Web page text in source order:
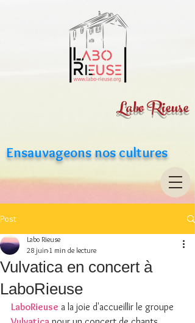
Labo Rieuse
Ensauvageons nos cultures
Post
Vulvatica en concert à
LaboRieuse
Labo Rieuse
28 juin 1 min de lecture
LaboRieuse a la joie d'accueillir le groupe